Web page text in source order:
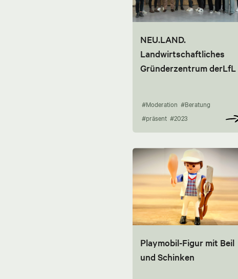
NEU.LAND.
Landwirtschaftliches
Gründerzentrum derLfL
#Moderation #Beratung
#präsent #2023
Playmobil-Figur mit Beil
und Schinken